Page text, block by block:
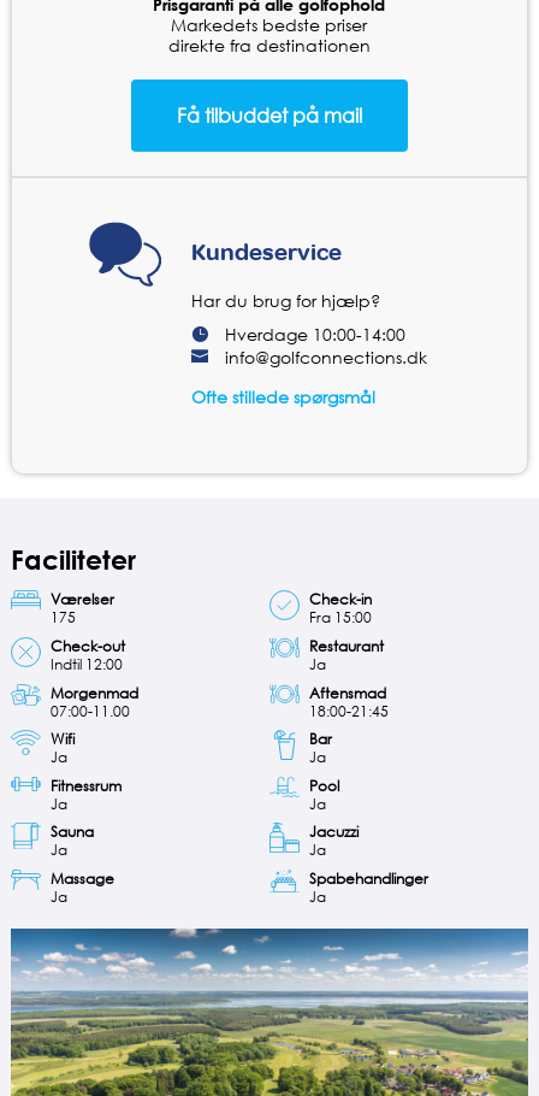
Prisgaranti på alle golfophold
Markedets bedste priser
direkte fra destinationen
Kundeservice
Har du brug for hjælp?
Hverdage 10:00-14:00
info@golfconnections.dk
Ofte stillede spørgsmål
Faciliteter
Værelser
175
Check-in
Fra 15:00
Check-out
Indtil 12:00
Restaurant
Ja
Morgenmad
07:00-11.00
Aftensmad
18:00-21:45
Wifi
Ja
Bar
Ja
Fitnessrum
Ja
Pool
Ja
Sauna
Ja
Jacuzzi
Ja
Massage
Ja
Spabehandlinger
Ja